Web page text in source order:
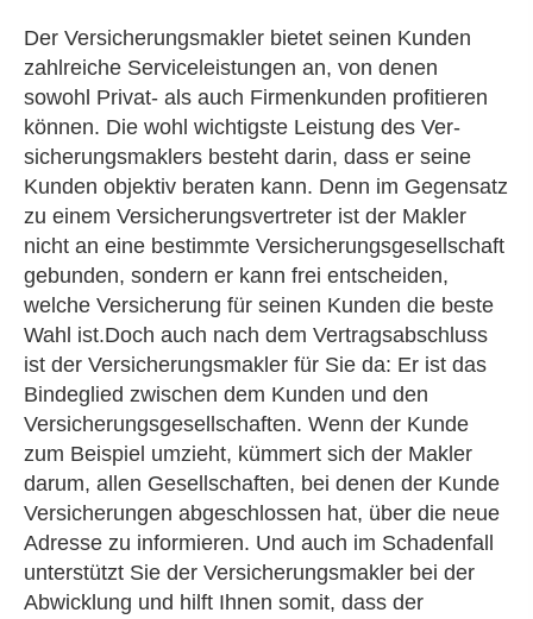
Der Ver­sicherungs­makler bietet seinen Kunden
zahlreiche Serviceleistungen an, von denen
sowohl Privat- als auch Firmenkunden profitieren
können. Die wohl wichtigste Leistung des Ver­
sicherungs­maklers besteht darin, dass er seine
Kunden objektiv beraten kann. Denn im Gegensatz
zu einem Versicherungsvertreter ist der Makler
nicht an eine bestimmte Versicherungsgesellschaft
gebunden, sondern er kann frei entscheiden,
welche Versicherung für seinen Kunden die beste
Wahl ist.Doch auch nach dem Vertragsabschluss
ist der Ver­sicherungs­makler für Sie da: Er ist das
Bindeglied zwischen dem Kunden und den
Versicherungsgesellschaften. Wenn der Kunde
zum Beispiel umzieht, kümmert sich der Makler
darum, allen Gesellschaften, bei denen der Kunde
Versicherungen abgeschlossen hat, über die neue
Adresse zu informieren. Und auch im Schadenfall
unterstützt Sie der Ver­sicherungs­makler bei der
Abwicklung und hilft Ihnen somit, dass der